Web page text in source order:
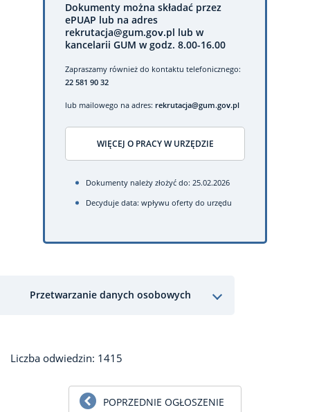
Dokumenty można składać przez
ePUAP lub na adres
rekrutacja@gum.gov.pl lub w
kancelarii GUM w godz. 8.00-16.00
Zapraszamy również do kontaktu telefonicznego:
22 581 90 32
lub mailowego na adres: rekrutacja@gum.gov.pl
WIĘCEJ O PRACY W URZĘDZIE
Dokumenty należy złożyć do: 25.02.2026
Decyduje data: wpływu oferty do urzędu
Przetwarzanie danych osobowych
Liczba odwiedzin: 1415
POPRZEDNIE OGŁOSZENIE